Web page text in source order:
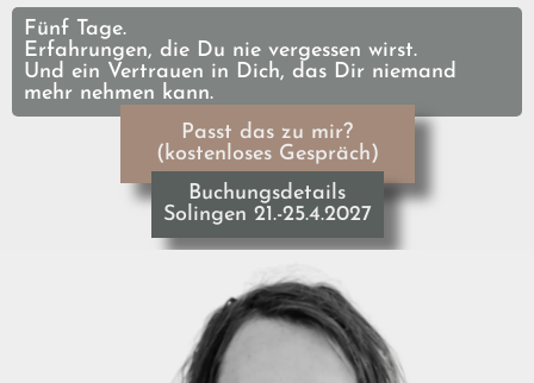
Fünf Tage.
Erfahrungen, die Du nie vergessen wirst.
Und ein Vertrauen in Dich, das Dir niemand
mehr nehmen kann.
Passt das zu mir?
(kostenloses Gespräch)
Buchungsdetails
Solingen 21.-25.4.2027